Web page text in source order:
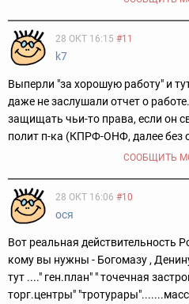
28 ОКТ 16:15 #11
k7
Выперли "за хорошую работу" и
даже не заслушали отчет о
защищать чьи-то права, если он
полит п-ка (КПРФ-ОНФ, далее без
СООБЩИТЬ
28 ОКТ 16:06 #10
ося
Вот реальная действительность
кому вы нужны - Богомазу ,
тут ...." ген.план" " точечная
торг.центры"